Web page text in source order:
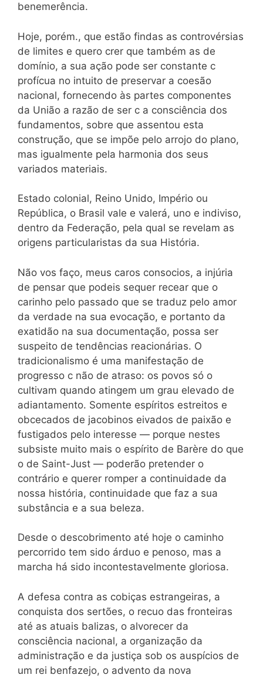
benemerência.
Hoje, porém., que estão findas as controvérsias
de limites e quero crer que também as de
domínio, a sua ação pode ser constante c
profícua no intuito de preservar a coesão
nacional, fornecendo às partes componentes
da União a razão de ser c a consciência dos
fundamentos, sobre que assentou esta
construção, que se impõe pelo arrojo do plano,
mas igualmente pela harmonia dos seus
variados materiais.
Estado colonial, Reino Unido, Império ou
República, o Brasil vale e valerá, uno e indiviso,
dentro da Federação, pela qual se revelam as
origens particularistas da sua História.
Não vos faço, meus caros consocios, a injúria
de pensar que podeis sequer recear que o
carinho pelo passado que se traduz pelo amor
da verdade na sua evocação, e portanto da
exatidão na sua documentação, possa ser
suspeito de tendências reacionárias. O
tradicionalismo é uma manifestação de
progresso c não de atraso: os povos só o
cultivam quando atingem um grau elevado de
adiantamento. Somente espíritos estreitos e
obcecados de jacobinos eivados de paixão e
fustigados pelo interesse — porque nestes
subsiste muito mais o espírito de Barère do que
o de Saint-Just — poderão pretender o
contrário e querer romper a continuidade da
nossa história, continuidade que faz a sua
substância e a sua beleza.
Desde o descobrimento até hoje o caminho
percorrido tem sido árduo e penoso, mas a
marcha há sido incontestavelmente gloriosa.
A defesa contra as cobiças estrangeiras, a
conquista dos sertões, o recuo das fronteiras
até as atuais balizas, o alvorecer da
consciência nacional, a organização da
administração e da justiça sob os auspícios de
um rei benfazejo, o advento da nova